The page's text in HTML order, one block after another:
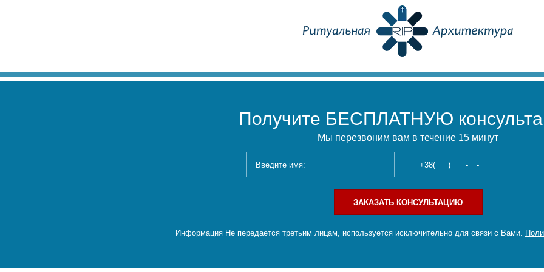
Получите БЕСПЛАТНУЮ
Мы перезвоним вам в течение 15 минут
ЗАКАЗАТЬ КОНСУЛЬТАЦИЮ
Информация Не передается третьим лицам, используется исключительно для связи с Вами.